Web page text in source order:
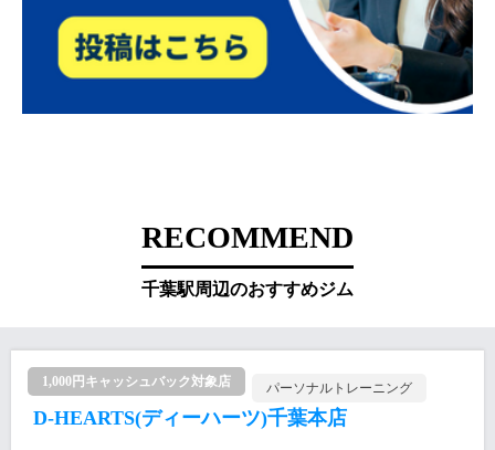
RECOMMEND
千葉駅周辺のおすすめジム
1,000円キャッシュバック対象店 パーソナルトレーニング
D-HEARTS(ディーハーツ)千葉本店